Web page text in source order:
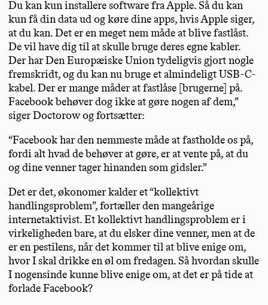
Du kan kun installere software fra Apple. Så du kan
kun få din data ud og køre dine apps, hvis Apple siger,
at du kan. Det er en meget nem måde at blive fastlåst.
De vil have dig til at skulle bruge deres egne kabler.
Der har Den Europæiske Union tydeligvis gjort nogle
fremskridt, og du kan nu bruge et almindeligt USB-C-
kabel. Der er mange måder at fastlåse [brugerne] på.
Facebook behøver dog ikke at gøre nogen af dem,”
siger Doctorow og fortsætter:
“Facebook har den nemmeste måde at fastholde os på,
fordi alt hvad de behøver at gøre, er at vente på, at du
og dine venner tager hinanden som gidsler.”
Det er det, økonomer kalder et “kollektivt
handlingsproblem”, fortæller den mangeårige
internetaktivist. Et kollektivt handlingsproblem er i
virkeligheden bare, at du elsker dine venner, men at de
er en pestilens, når det kommer til at blive enige om,
hvor I skal drikke en øl om fredagen. Så hvordan skulle
I nogensinde kunne blive enige om, at det er på tide at
forlade Facebook?